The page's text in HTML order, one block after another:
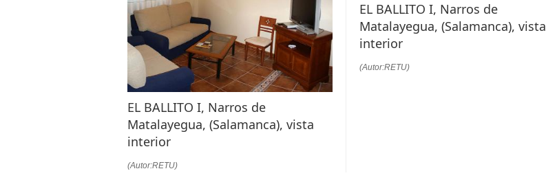
EL BALLITO I, Narros de
Matalayegua, (Salamanca), vista
interior
(Autor:RETU)
EL BALLITO I, Narros de
Matalayegua, (Salamanca), vista
interior
(Autor:RETU)